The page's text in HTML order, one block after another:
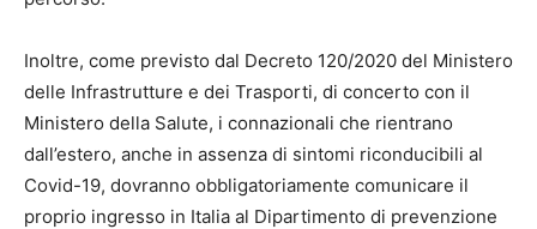
Inoltre, come previsto dal Decreto 120/2020 del Ministero
delle Infrastrutture e dei Trasporti, di concerto con il
Ministero della Salute, i connazionali che rientrano
dall’estero, anche in assenza di sintomi riconducibili al
Covid-19, dovranno obbligatoriamente comunicare il
proprio ingresso in Italia al Dipartimento di prevenzione